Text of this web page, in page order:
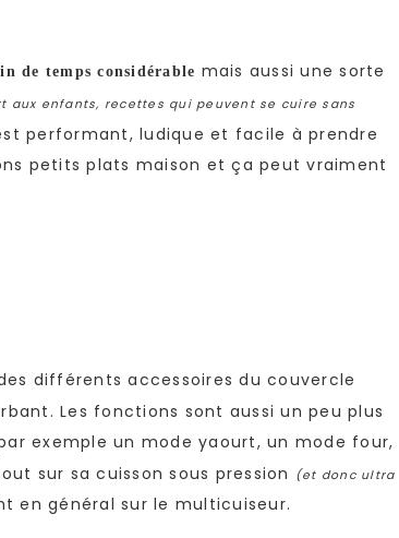
de temps considérable mais aussi une sorte
enfants, recettes qui peuvent se cuire sans
performant, ludique et facile à prendre
petits plats maison et ça peut vraiment
différents accessoires du couvercle
Les fonctions sont aussi un peu plus
exemple un mode yaourt, un mode four,
sur sa cuisson sous pression
(et donc ultra
en général sur le multicuiseur.